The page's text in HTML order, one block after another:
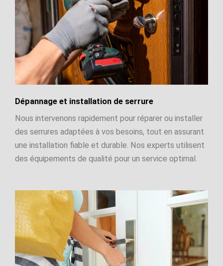
Dépannage et installation de serrure
Nous intervenons rapidement pour réparer ou installer
des serrures adaptées à vos besoins, tout en assurant
une installation fiable et durable. Nos experts utilisent
des équipements de qualité pour un service optimal.